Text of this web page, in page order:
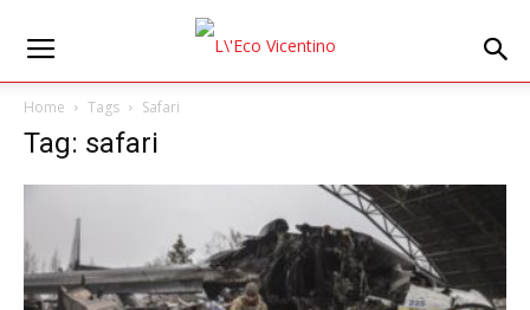
Home Tags Safari
Tag: safari